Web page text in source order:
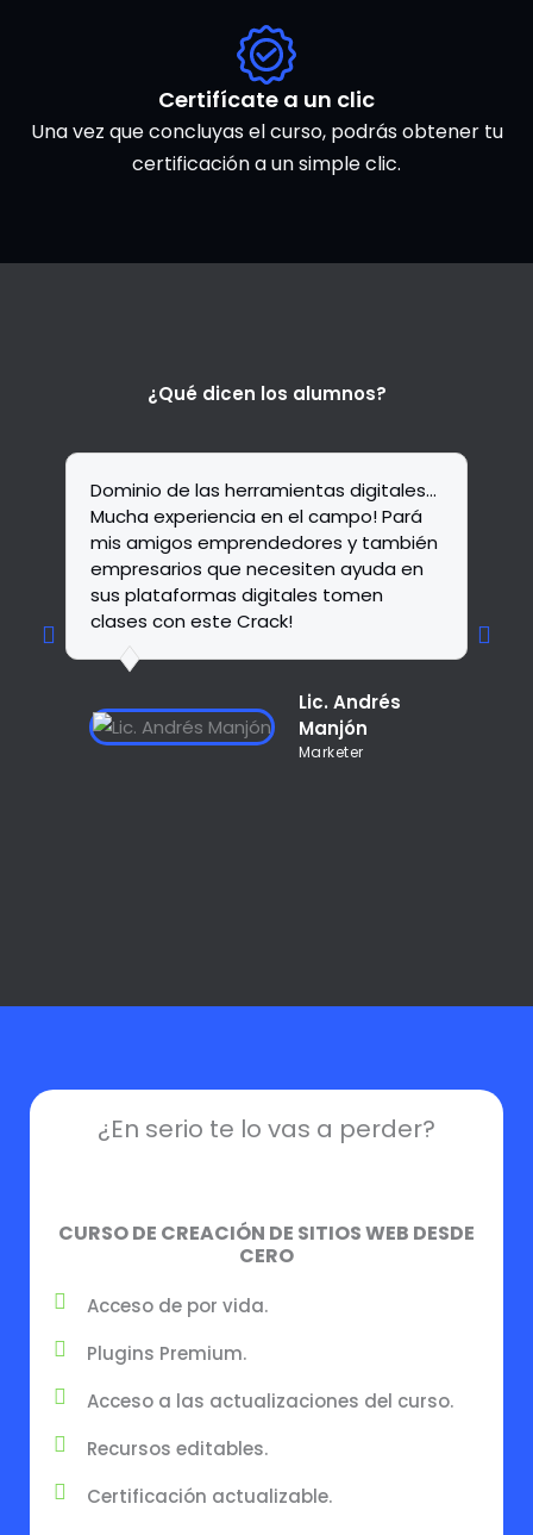
Certifícate a un clic
Una vez que concluyas el curso, podrás obtener tu
certificación a un simple clic.
¿Qué dicen los alumnos?
Dominio de las herramientas digitales...
Mucha experiencia en el campo! Pará
mis amigos emprendedores y también
empresarios que necesiten ayuda en
sus plataformas digitales tomen
clases con este Crack!
Lic. Andrés
Manjón
Marketer
¿En serio te lo vas a perder?
CURSO DE CREACIÓN DE SITIOS WEB DESDE
CERO
Acceso de por vida.
Plugins Premium.
Acceso a las actualizaciones del curso.
Recursos editables.
Certificación actualizable.